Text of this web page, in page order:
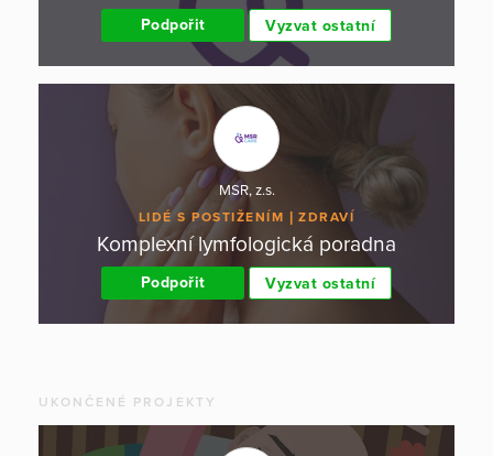
Podpořit Vyzvat ostatní
MSR, z.s.
LIDÉ S POSTIŽENÍM ZDRAVÍ
Komplexní lymfologická poradna
Podpořit Vyzvat ostatní
UKONČENÉ PROJEKTY